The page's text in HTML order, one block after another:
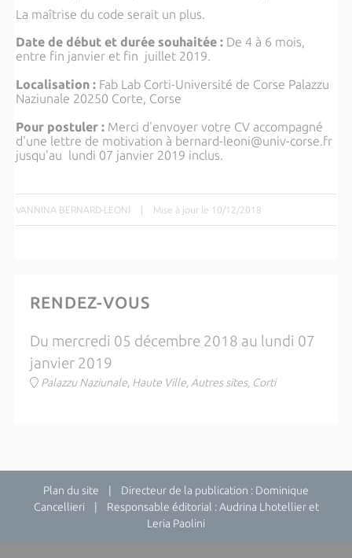
La maîtrise du code serait un plus.
Date de début et durée souhaitée :De 4 à 6 mois,
entre fin janvier et fin juillet 2019.
Localisation :Fab Lab Corti-Université de Corse Palazzu
Naziunale 20250 Corte, Corse
Pour postuler :Merci d'envoyer votre CV accompagné
d'une lettre de motivation à bernard-leoni@univ-corse.fr
jusqu'au lundi 07 janvier 2019 inclus.
VANNINA BERNARD-LEONI | Mise à jour le 10/12/2018
RENDEZ-VOUS
Du mercredi 05 décembre 2018 au lundi 07
janvier 2019
Palazzu Naziunale, Haute Ville, Autres sites, Corti
Plan du site | Directeur de la publication : Dominique
Cancellieri | Responsable éditorial : Audrina Lhotellier et
Leria Paolini